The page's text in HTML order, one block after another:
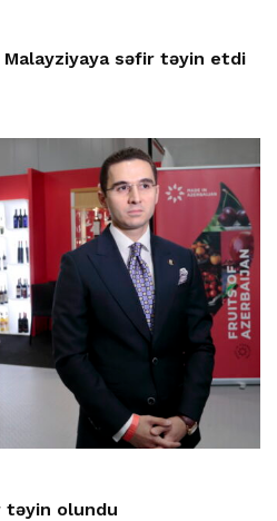
səfir təyin etdi
təyin olundu